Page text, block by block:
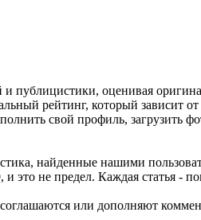
публицистики, оценивая
рейтинг, который зависит
свой профиль, загрузить
найденные нашими
это не предел. Каждая статья -
или дополняют